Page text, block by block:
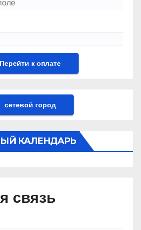
сетевой город
КАЛЕНДАРЬ
связь